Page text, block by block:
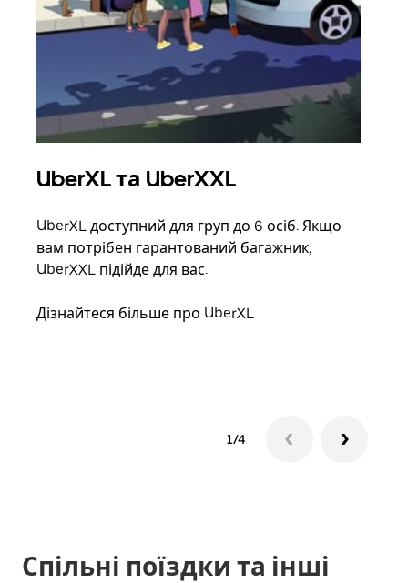
UberXL та UberXXL
UberXL доступний для груп до 6 осіб. Якщо
вам потрібен гарантований багажник,
UberXXL підійде для вас.
Дізнайтеся більше про UberXL
1/4
Спільні поїздки та інші